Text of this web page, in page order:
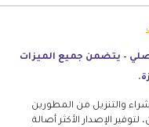
أصلي – يتضمن جميع الميزات
والتنزيل من المطورين
لتوفير الإصدار الأكثر أصالة